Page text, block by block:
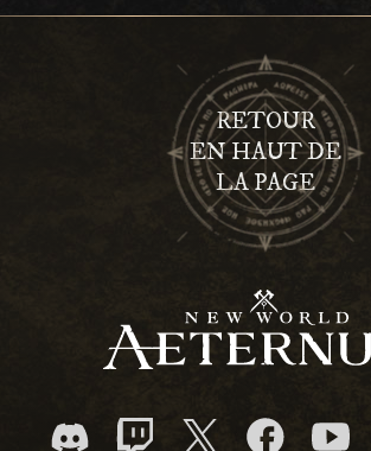
RETOUR
EN HAUT DE
LA PAGE